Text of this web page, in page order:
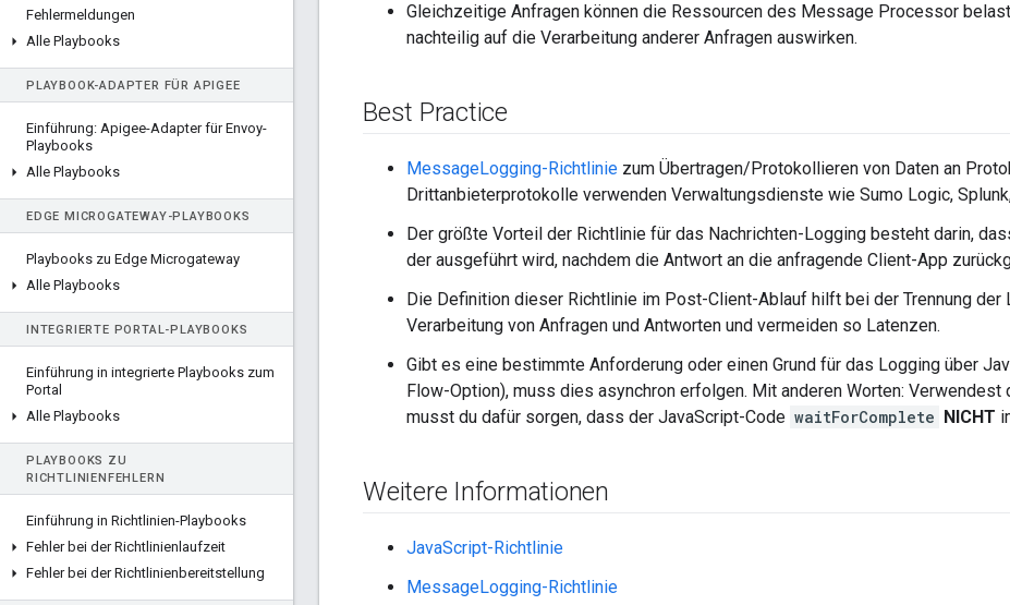
Fehlermeldungen
Alle Playbooks
PLAYBOOK-ADAPTER FÜR APIGEE
Einführung: Apigee-Adapter für Envoy-
Playbooks
Alle Playbooks
EDGE MICROGATEWAY-PLAYBOOKS
Playbooks zu Edge Microgateway
Alle Playbooks
INTEGRIERTE PORTAL-PLAYBOOKS
Einführung in integrierte Playbooks zum
Portal
Alle Playbooks
PLAYBOOKS ZU
RICHTLINIENFEHLERN
Einführung in Richtlinien-Playbooks
Fehler bei der Richtlinienlaufzeit
Fehler bei der Richtlinienbereitstellung
Gleichzeitige Anfragen können die Ressourcen des Message Processor
nachteilig auf die Verarbeitung anderer Anfragen auswirken.
Best Practice
MessageLogging-Richtlinie zum Übertragen/Protokollieren von Daten an
Drittanbieterprotokolle verwenden Verwaltungsdienste wie Sumo Logic,
Der größte Vorteil der Richtlinie für das Nachrichten-Logging besteht darin,
der ausgeführt wird, nachdem die Antwort an die anfragende Client-App
Die Definition dieser Richtlinie im Post-Client-Ablauf hilft bei der Trennung der
Verarbeitung von Anfragen und Antworten und vermeiden so Latenzen.
Gibt es eine bestimmte Anforderung oder einen Grund für das Logging über
Flow-Option), muss dies asynchron erfolgen. Mit anderen Worten: Verwendest
musst du dafür sorgen, dass der JavaScript-Code waitForComplete NICHT
Weitere Informationen
JavaScript-Richtlinie
MessageLogging-Richtlinie